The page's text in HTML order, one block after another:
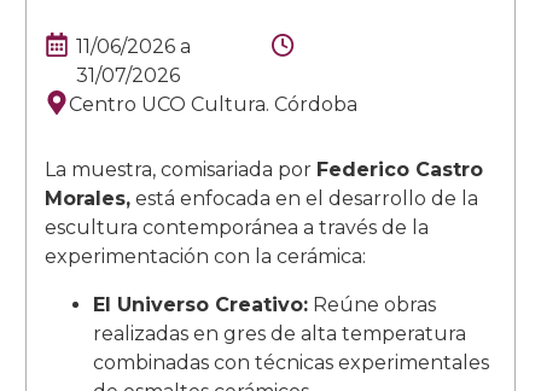
11/06/2026 a
31/07/2026
Centro UCO Cultura. Córdoba
La muestra, comisariada por Federico Castro
Morales,está enfocada en el desarrollo de la
escultura contemporánea a través de la
experimentación con la cerámica:
El Universo Creativo:Reúne obras
realizadas en gres de alta temperatura
combinadas con técnicas experimentales